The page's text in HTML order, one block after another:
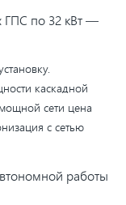
ГПС по 32 кВт —
каскадной
сети цена
с сетью
работы